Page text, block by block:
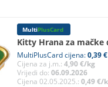
MultiPlusCard
Kitty Hrana za mačke
MultiPlusCard cijena:0,39 €
Cijena za j.m.: 4,90 €/kg
Vrijedi do: 06.09.2026
Cijena 02.05.2025.: 0,49 €/